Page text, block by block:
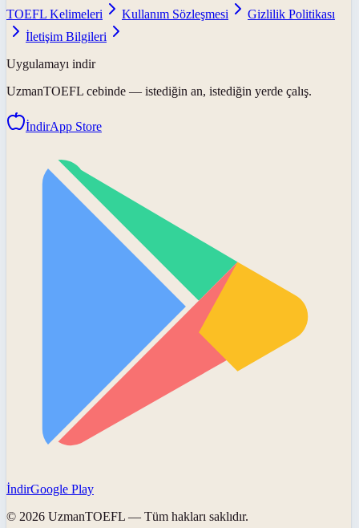
TOEFL Kelimeleri
Kullanım Sözleşmesi
Gizlilik Politikası
İletişim Bilgileri
Uygulamayı indir
UzmanTOEFL cebinde — istediğin an, istediğin yerde çalış.
İndirApp Store
İndirGoogle Play
© 2026 UzmanTOEFL — Tüm hakları saklıdır.